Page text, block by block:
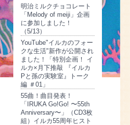
明治ミルクチョコレート
「Melody of meiji」企画
に参加しました！
（5/13）
YouTube"イルカのフォー
クな生活"新作が公開され
ました！「特別企画！ イ
ルカ×月下推敲 『イルカ
Pと孫の実験室』トーク
編 ＃01」
55曲！曲目発表！
「IRUKA Go!Go! 〜55th
Anniversary〜」（CD3枚
組）イルカ55周年ヒスト